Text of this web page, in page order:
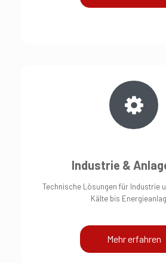
Industrie &
Technische Lösungen für Industrie
Kälte bis
Mehr erfahren